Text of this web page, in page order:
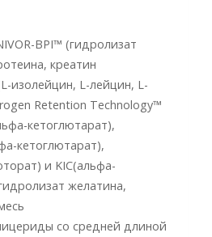
BPI™ (гидролизат
креатин
изолейцин, L-лейцин, L-
Retention Technology™
кетоглютарат),
кетоглютарат),
и KIC(альфа-
желатина,
со средней длиной